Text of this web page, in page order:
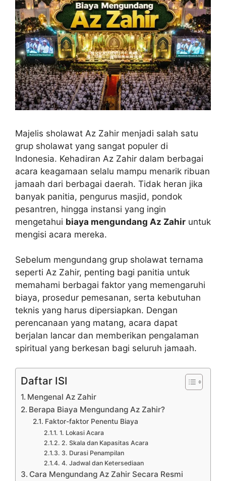
Majelis sholawat Az Zahir menjadi salah satu
grup sholawat yang sangat populer di
Indonesia. Kehadiran Az Zahir dalam berbagai
acara keagamaan selalu mampu menarik ribuan
jamaah dari berbagai daerah. Tidak heran jika
banyak panitia, pengurus masjid, pondok
pesantren, hingga instansi yang ingin
mengetahui biaya mengundang Az Zahir untuk
mengisi acara mereka.
Sebelum mengundang grup sholawat ternama
seperti Az Zahir, penting bagi panitia untuk
memahami berbagai faktor yang memengaruhi
biaya, prosedur pemesanan, serta kebutuhan
teknis yang harus dipersiapkan. Dengan
perencanaan yang matang, acara dapat
berjalan lancar dan memberikan pengalaman
spiritual yang berkesan bagi seluruh jamaah.
Daftar ISI
Mengenal Az Zahir
Berapa Biaya Mengundang Az Zahir?
Faktor-faktor Penentu Biaya
1. Lokasi Acara
2. Skala dan Kapasitas Acara
3. Durasi Penampilan
4. Jadwal dan Ketersediaan
Cara Mengundang Az Zahir Secara Resmi